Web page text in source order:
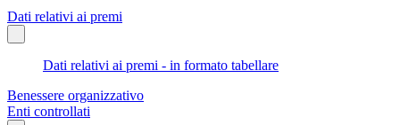
Dati relativi ai premi
Dati relativi ai premi - in formato tabellare
Benessere organizzativo
Enti controllati